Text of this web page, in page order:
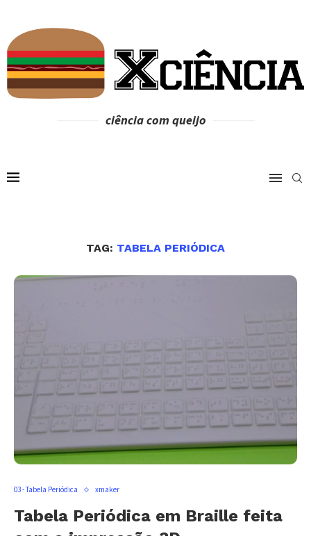
ciência com queijo
TAG: TABELA PERIÓDICA
03 - Tabela Periódica xmaker
Tabela Periódica em Braille feita